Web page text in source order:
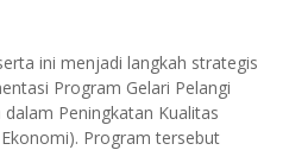
ini menjadi langkah strategis
Program Gelari Pelangi
Peningkatan Kualitas
Program tersebut